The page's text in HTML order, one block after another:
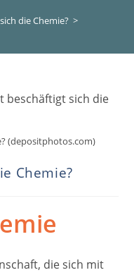
die Chemie? >
(depositphotos.com)
Chemie?
die sich mit